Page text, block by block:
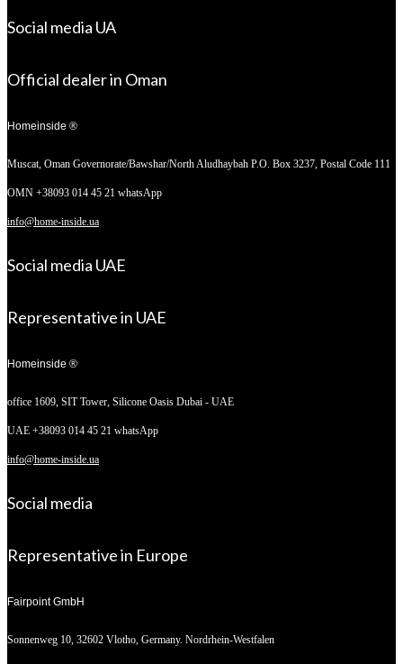
Social media UA
Official dealer in Oman
Homeinside ®
Muscat, Oman Governorate/Bawshar/North Aludhaybah P.O. Box 3237, Postal Code 111
OMN +38093 014 45 21 whatsApp
info@home-inside.ua
Social media UAE
Representative in UAE
Homeinside ®
office 1609, SIT Tower, Silicone Oasis Dubai - UAE
UAE +38093 014 45 21 whatsApp
info@home-inside.ua
Social media
Representative in Europe
Fairpoint GmbH
Sonnenweg 10, 32602 Vlotho, Germany. Nordrhein-Westfalen